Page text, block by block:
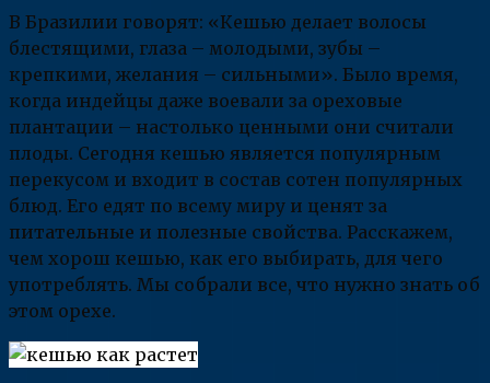
В Бразилии говорят: «Кешью делает волосы
блестящими, глаза – молодыми, зубы –
крепкими, желания – сильными». Было время,
когда индейцы даже воевали за ореховые
плантации – настолько ценными они считали
плоды. Сегодня кешью является популярным
перекусом и входит в состав сотен популярных
блюд. Его едят по всему миру и ценят за
питательные и полезные свойства. Расскажем,
чем хорош кешью, как его выбирать, для чего
употреблять. Мы собрали все, что нужно знать об
этом орехе.